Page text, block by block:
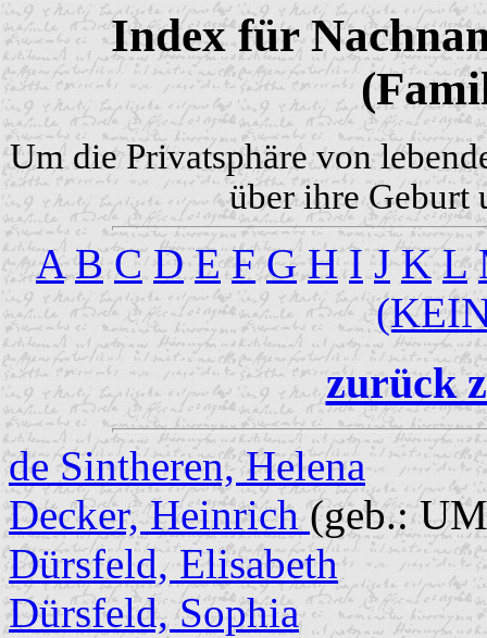
Index für
Um die Privatsphäre von
über ihre Geburt
A B C D E F G H I J K L
zurück
de Sintheren, Helena
Decker, Heinrich(geb.:
Dürsfeld, Elisabeth
Dürsfeld, Sophia